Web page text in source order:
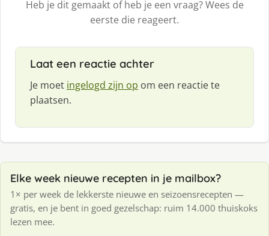
Heb je dit gemaakt of heb je een vraag? Wees de
eerste die reageert.
Laat een reactie achter
Je moet ingelogd zijn op om een reactie te
plaatsen.
Elke week nieuwe recepten in je mailbox?
1× per week de lekkerste nieuwe en seizoensrecepten —
gratis, en je bent in goed gezelschap: ruim 14.000 thuiskoks
lezen mee.